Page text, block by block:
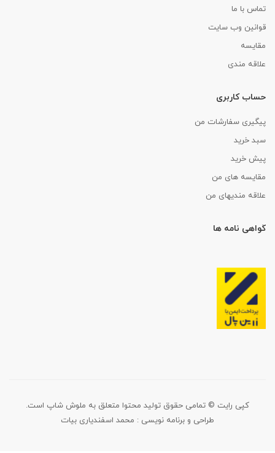
تماس با ما
قوانین وب سایت
مقایسه
علاقه مندی
حساب کاربری
پیگیری سفارشات من
سبد خرید
پیش خرید
مقایسه های من
علاقه مندیهای من
گواهی نامه ها
کپی رایت © تمامی حقوق تولید محتوا متعلق به ملوش شاپ است.
طراحی و برنامه نویسی : محمد اسفندیاری بیات